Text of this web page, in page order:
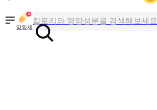
영양제
칼로리와 영양성분을 검색해보세요
혈당 · 다이어트 음식 검색해보세요